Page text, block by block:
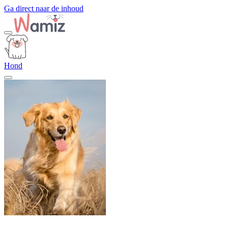
Ga direct naar de inhoud
Hond